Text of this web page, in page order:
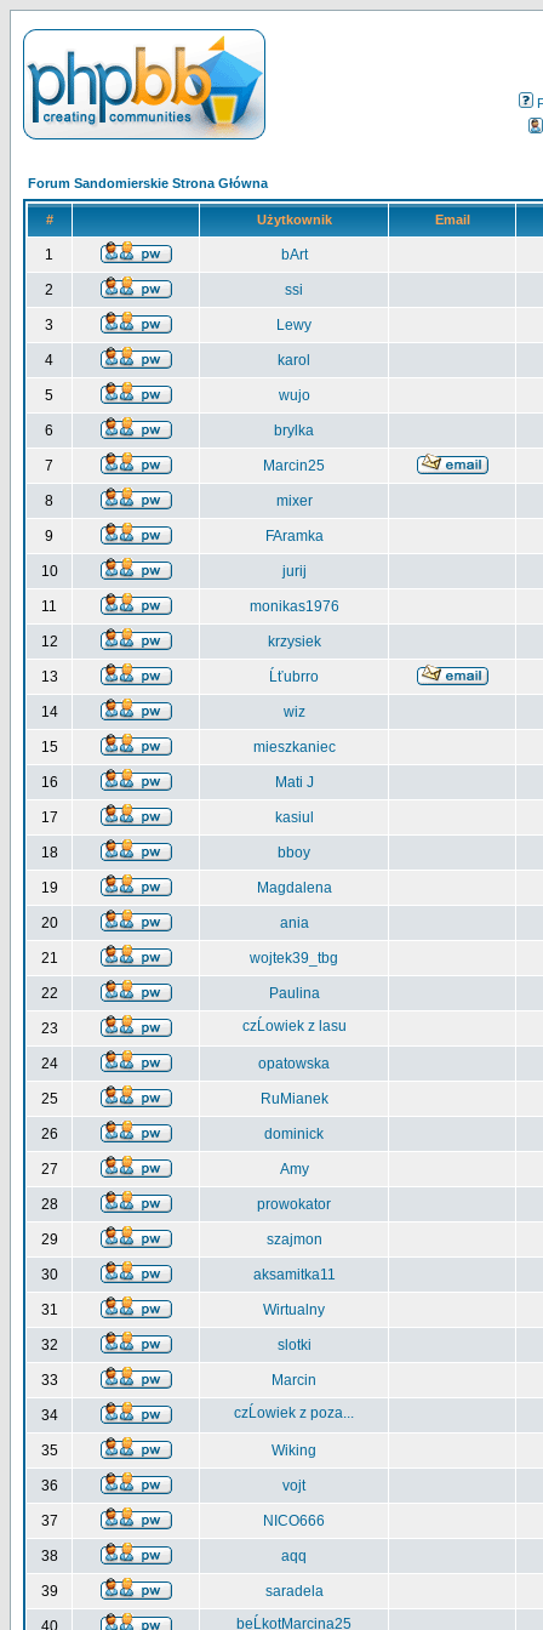
Forum Sandomierskie Strona Główna
# Użytkownik Email
1 bArt
2 ssi
3 Lewy
4 karol
5 wujo
6 brylka
7 Marcin25
8 mixer
9 FAramka
10 jurij
11 monikas1976
12 krzysiek
13 Ĺťubrro
14 wiz
15 mieszkaniec
16 Mati J
17 kasiul
18 bboy
19 Magdalena
20 ania
21 wojtek39_tbg
22 Paulina
23 czĹowiek z lasu
24 opatowska
25 RuMianek
26 dominick
27 Amy
28 prowokator
29 szajmon
30 aksamitka11
31 Wirtualny
32 slotki
33 Marcin
34 czĹowiek z poza...
35 Wiking
36 vojt
37 NICO666
38 aqq
39 saradela
40 beĹkotMarcina25